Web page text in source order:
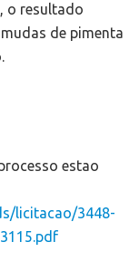
o resultado
de pimenta
estao
licitacao/3448-